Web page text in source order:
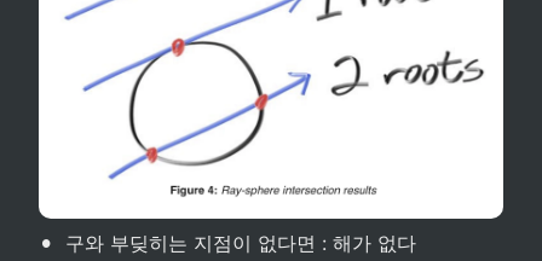
• 구와 부딪히는 지점이 없다면 : 해가 없다